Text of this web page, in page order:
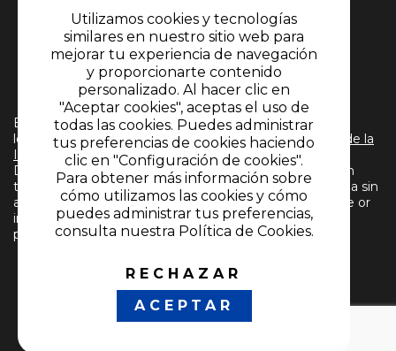
MIEMBRO DE
El uso de este sitio web implica la aceptación de
los
Términos y condicionesy Políticas de Tratamiento de la
Información de CARACOL TELEVISIÓN S.A. Todos los
Derechos Reservados D.R.A. Prohibida su reproducción
total o parcial, así como su traducción a cualquier idioma sin
autorización escrita de su titular. Reproduction in whole or
in part, or translation without written permission is
prohibited. All rights reserved 2024.
Utilizamos cookies y tecnologías
similares en nuestro sitio web para
mejorar tu experiencia de navegación
y proporcionarte contenido
personalizado. Al hacer clic en
"Aceptar cookies", aceptas el uso de
todas las cookies. Puedes administrar
tus preferencias de cookies haciendo
clic en "Configuración de cookies".
Para obtener más información sobre
cómo utilizamos las cookies y cómo
puedes administrar tus preferencias,
consulta nuestra Política de Cookies.
RECHAZAR
ACEPTAR